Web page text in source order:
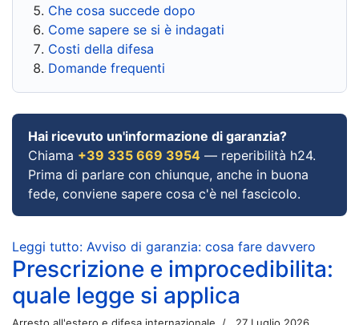
Che cosa succede dopo
Come sapere se si è indagati
Costi della difesa
Domande frequenti
Hai ricevuto un'informazione di garanzia?
Chiama +39 335 669 3954 — reperibilità h24.
Prima di parlare con chiunque, anche in buona
fede, conviene sapere cosa c'è nel fascicolo.
Leggi tutto: Avviso di garanzia: cosa fare davvero
Prescrizione e improcedibilita:
quale legge si applica
Arresto all'estero e difesa internazionale 27 Luglio 2026